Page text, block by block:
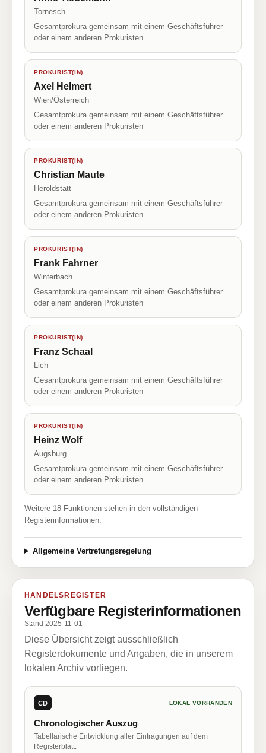
Tornesch
Gesamtprokura gemeinsam mit einem Geschäftsführer
oder einem anderen Prokuristen
PROKURIST(IN)
Axel Helmert
Wien/Österreich
Gesamtprokura gemeinsam mit einem Geschäftsführer
oder einem anderen Prokuristen
PROKURIST(IN)
Christian Maute
Heroldstatt
Gesamtprokura gemeinsam mit einem Geschäftsführer
oder einem anderen Prokuristen
PROKURIST(IN)
Frank Fahrner
Winterbach
Gesamtprokura gemeinsam mit einem Geschäftsführer
oder einem anderen Prokuristen
PROKURIST(IN)
Franz Schaal
Lich
Gesamtprokura gemeinsam mit einem Geschäftsführer
oder einem anderen Prokuristen
PROKURIST(IN)
Heinz Wolf
Augsburg
Gesamtprokura gemeinsam mit einem Geschäftsführer
oder einem anderen Prokuristen
Weitere 18 Funktionen stehen in den vollständigen
Registerinformationen.
Allgemeine Vertretungsregelung
HANDELSREGISTER
Verfügbare Registerinformationen
Stand 2025-11-01
Diese Übersicht zeigt ausschließlich
Registerdokumente und Angaben, die in unserem
lokalen Archiv vorliegen.
CD LOKAL VORHANDEN
Chronologischer Auszug
Tabellarische Entwicklung aller Eintragungen auf dem
Registerblatt.